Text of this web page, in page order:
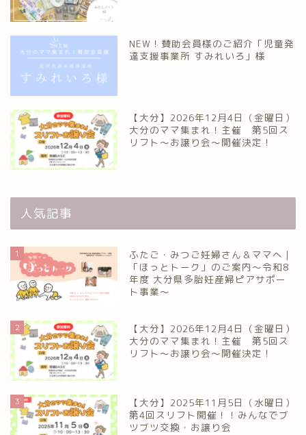
NEW！賛助会員様のご紹介「児童発
達支援事業所 すみれいろ」様
【大分】2026年12月4日（金曜日）
大分のママ集まれ！主催 第5回ス
リフト〜お譲り会〜開催決定！
人気記事
1
ふたご・みつご妊婦さん＆ママへ｜
「ほっとトーク」のご案内～令和8
年度 大分県多胎妊産婦ピアサポー
ト事業～
2
【大分】2026年12月4日（金曜日）
大分のママ集まれ！主催 第5回ス
リフト〜お譲り会〜開催決定！
3
【大分】2025年11月5日（水曜日）
第4回スリフト開催！！みんなでブ
ツブツ交換・お譲り会